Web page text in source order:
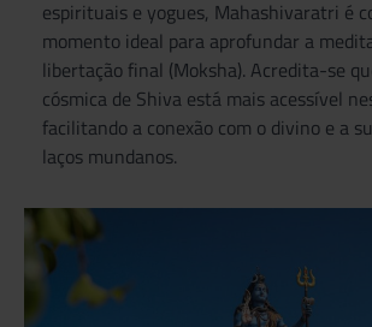
espirituais e yogues, Mahashivaratri é
momento ideal para aprofundar a
libertação final (Moksha). Acredita-se
cósmica de Shiva está mais acessível
facilitando a conexão com o divino e a
laços mundanos.